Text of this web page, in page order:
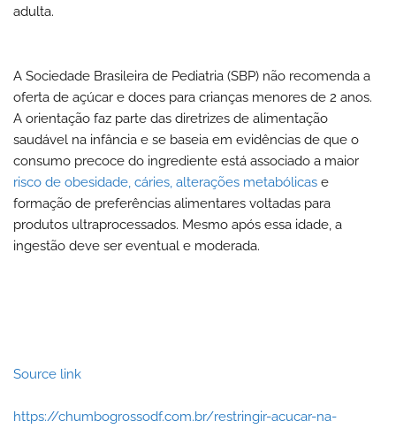
adulta.
A Sociedade Brasileira de Pediatria (SBP) não recomenda a
oferta de açúcar e doces para crianças menores de 2 anos.
A orientação faz parte das diretrizes de alimentação
saudável na infância e se baseia em evidências de que o
consumo precoce do ingrediente está associado a maior
risco de obesidade, cáries, alterações metabólicas e
formação de preferências alimentares voltadas para
produtos ultraprocessados. Mesmo após essa idade, a
ingestão deve ser eventual e moderada.
Source link
https://chumbogrossodf.com.br/restringir-acucar-na-